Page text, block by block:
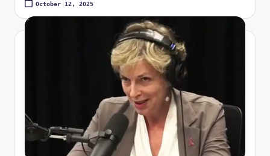
October 12, 2025